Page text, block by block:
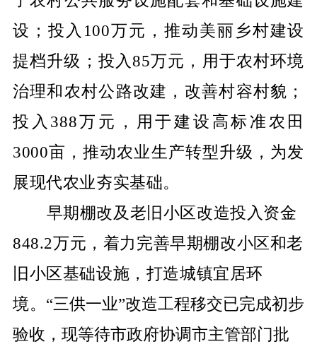
设；投入 100万元，推动美丽乡村建设
提档升级；投入 85万元，用于农村环境
治理和农村公路改建，改善村容村貌；
投入 388万元，用于建设高标准农田
3000亩，推动农业生产转型升级，为发
展现代农业夯实基础。
早期棚改及老旧小区改造投入资金
848.2万元，着力完善早期棚改小区和老
旧小区基础设施，打造城镇宜居环
境。 “三供一业”改造工程移交已完成初步
验收，现等待市政府协调市主管部门批